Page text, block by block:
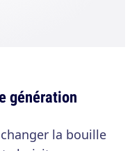
génération
la bouille